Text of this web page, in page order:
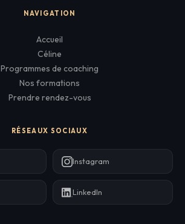
NAVIGATION
Accueil
Céline
Programmes de coaching
Nos formations
Prendre rendez-vous
RÉSEAUX SOCIAUX
Instagram
LinkedIn